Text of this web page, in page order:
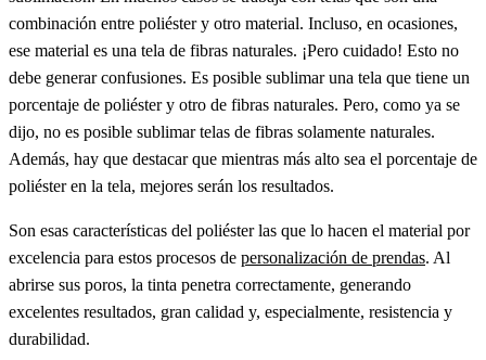
combinación entre poliéster y otro material. Incluso, en ocasiones,
ese material es una tela de fibras naturales. ¡Pero cuidado! Esto no
debe generar confusiones. Es posible sublimar una tela que tiene un
porcentaje de poliéster y otro de fibras naturales. Pero, como ya se
dijo, no es posible sublimar telas de fibras solamente naturales.
Además, hay que destacar que mientras más alto sea el porcentaje de
poliéster en la tela, mejores serán los resultados.
Son esas características del poliéster las que lo hacen el material por
excelencia para estos procesos de personalización de prendas. Al
abrirse sus poros, la tinta penetra correctamente, generando
excelentes resultados, gran calidad y, especialmente, resistencia y
durabilidad.